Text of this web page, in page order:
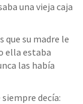
una vieja caja
que su madre le
ella estaba
las había
decía: